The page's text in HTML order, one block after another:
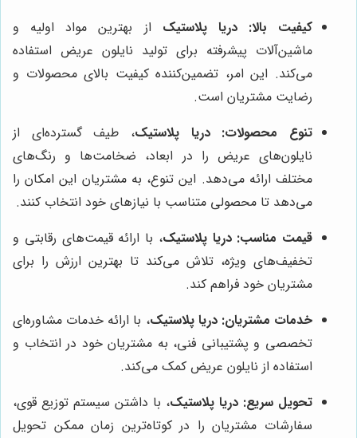
کیفیت بالا:
دریا پلاستیک از بهترین مواد اولیه و
ماشین‌آلات پیشرفته برای تولید نایلون عریض استفاده
می‌کند. این امر، تضمین‌کننده کیفیت بالای محصولات و
رضایت مشتریان است.
تنوع محصولات:
دریا پلاستیک، طیف گسترده‌ای از
نایلون‌های عریض را در ابعاد، ضخامت‌ها و رنگ‌های
مختلف ارائه می‌دهد. این تنوع، به مشتریان این امکان را
می‌دهد تا محصولی متناسب با نیازهای خود انتخاب کنند.
قیمت مناسب: دریا پلاستیک، با ارائه قیمت‌های رقابتی و
تخفیف‌های ویژه، تلاش می‌کند تا بهترین ارزش را برای
مشتریان خود فراهم کند.
خدمات مشتریان: دریا پلاستیک، با ارائه خدمات مشاوره‌ای
تخصصی و پشتیبانی فنی، به مشتریان خود در انتخاب و
استفاده از نایلون عریض کمک می‌کند.
تحویل سریع: دریا پلاستیک، با داشتن سیستم توزیع قوی،
سفارشات مشتریان را در کوتاه‌ترین زمان ممکن تحویل